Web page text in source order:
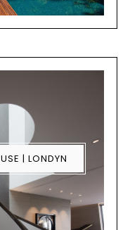
| LONDYN